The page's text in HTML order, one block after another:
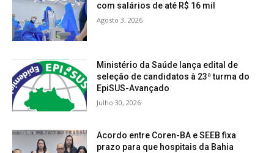
com salários de até R$ 16 mil
Agosto 3, 2026
Ministério da Saúde lança edital de
seleção de candidatos à 23ª turma do
EpiSUS-Avançado
Julho 30, 2026
Acordo entre Coren-BA e SEEB fixa
prazo para que hospitais da Bahia